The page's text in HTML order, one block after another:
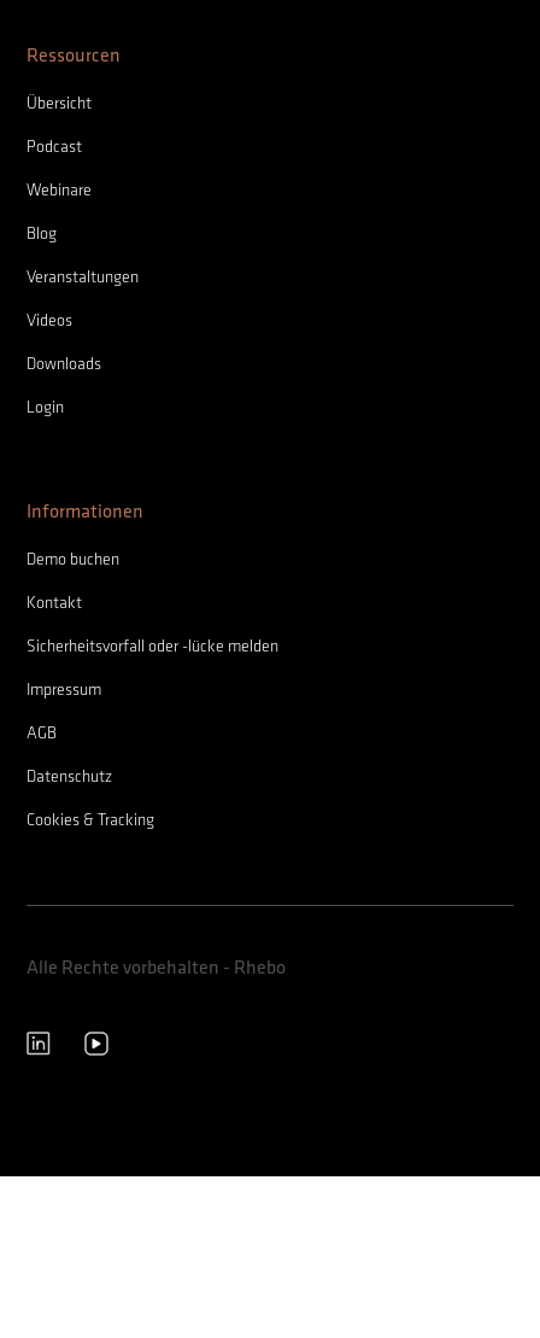
Ressourcen
Übersicht
Podcast
Webinare
Blog
Veranstaltungen
Videos
Downloads
Login
Informationen
Demo buchen
Kontakt
Sicherheitsvorfall oder -lücke melden
Impressum
AGB
Datenschutz
Cookies & Tracking
Alle Rechte vorbehalten - Rhebo